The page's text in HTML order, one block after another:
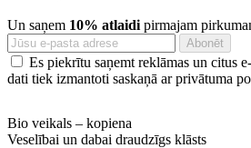
Un saņem 10% atlaidi pirmajam
Es piekrītu saņemt reklāmas un citus
dati tiek izmantoti saskaņā ar privātuma
Bio veikals – kopiena
Veselībai un dabai draudzīgs klāsts